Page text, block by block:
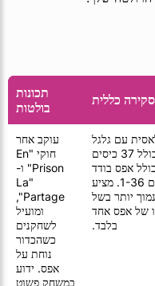
סקירה כללית
תכונות
בולטות
עם גלגל
הכולל 37 כיסים
אפס בודד
(0) ומספרים 1-36. מציע
יותר בשל
של אפס אחד
בלבד.
עוקב אחר
חוקי "En
Prison" ו-
"La
Partage",
ומועיל
לשחקנים
כשהכדור
נוחת על
אפס. ידוע
במשחק פשוט